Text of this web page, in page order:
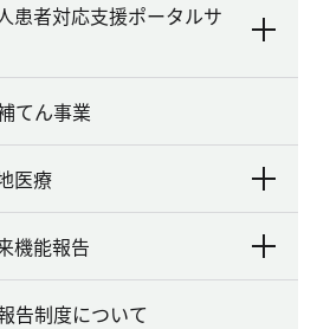
患者対応支援ポータルサ
てん事業
医療
機能報告
告制度について